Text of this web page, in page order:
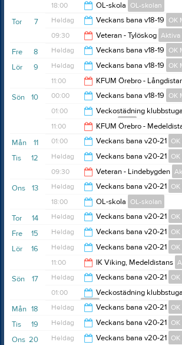
18:00
OL-skola OL-skolan
19:15
7
Tor Heldag Veckans bana v18-19 OK
09:30
Veteran - Tylöskog Aktiva
10:30
8
Fre Heldag Veckans bana v18-19 OK
9
Lör Heldag Veckans bana v18-19 OK
11:00
KFUM Örebro -
12:00
10
Sön 00:00 Veckans bana v18-19 OK
23:00
01:00
Veckostädning
Andersson Diga
23:00
11:00 KFUM Örebro -
12:00
11
Mån 01:00 Veckans bana v20-21
00:00
12
Tis Heldag Veckans bana v20-21
09:30
Veteran - Lindebygden
10:30
13
Ons Heldag Veckans bana v20-21
18:00
OL-skola OL-skolan
19:15
14
Tor Heldag Veckans bana v20-21
15
Fre Heldag Veckans bana v20-21
16
Lör Heldag Veckans bana v20-21
11:00
IK Viking, Medeldistans
12:00
17
Sön Heldag Veckans bana v20-21
01:00
Veckostädning
Diga
23:00
18
Mån Heldag Veckans bana v20-21
19
Tis Heldag Veckans bana v20-21
20
Ons Heldag Veckans bana v20-21